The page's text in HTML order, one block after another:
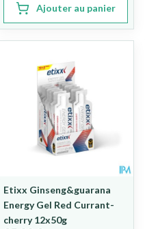
Ajouter au panier
Etixx Ginseng&guarana
Energy Gel Red Currant-
cherry 12x50g